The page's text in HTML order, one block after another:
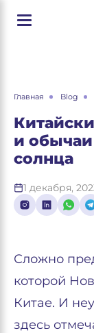
Главная Blog
и
солнца
1 декабря,
Сложно
которой
Китае. И
здесь